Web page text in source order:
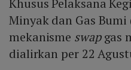
Khusus Pelaksana
Minyak dan Gas
mekanisme swapgas
dialirkan per 22